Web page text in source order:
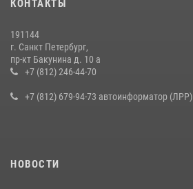
КОНТАКТЫ
191144
г. Санкт Петербург,
пр-кт Бакунина д. 10 а
+7 (812) 246-44-70
+7 (812) 679-94-73 автоинформатор (ЛРР)
НОВОСТИ